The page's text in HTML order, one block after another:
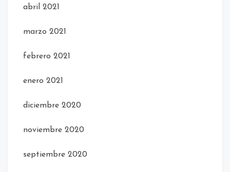
abril 2021
marzo 2021
febrero 2021
enero 2021
diciembre 2020
noviembre 2020
septiembre 2020